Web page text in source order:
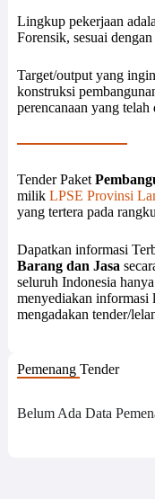
Lingkup pekerjaan
Forensik, sesuai
Target/output yang
konstruksi
perencanaan yang telah
Tender Paket
milik LPSE Provinsi
yang tertera pada
Dapatkan informasi
Barang dan Jasa
seluruh Indonesia
menyediakan informasi
mengadakan tender/
Pemenang Tender
Belum Ada Data